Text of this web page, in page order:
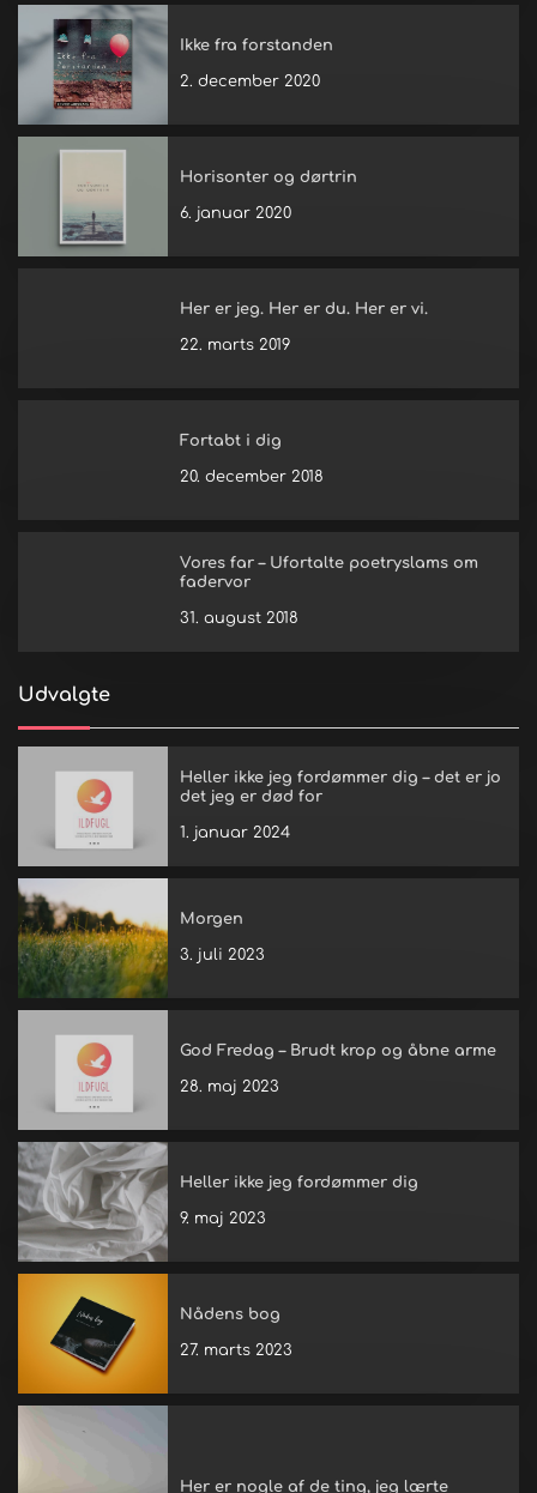
Ikke fra forstanden
2. december 2020
Horisonter og dørtrin
6. januar 2020
Her er jeg. Her er du. Her er vi.
22. marts 2019
Fortabt i dig
20. december 2018
Vores far – Ufortalte poetryslams om
fadervor
31. august 2018
Udvalgte
Heller ikke jeg fordømmer dig – det er jo
det jeg er død for
1. januar 2024
Morgen
3. juli 2023
God Fredag – Brudt krop og åbne arme
28. maj 2023
Heller ikke jeg fordømmer dig
9. maj 2023
Nådens bog
27. marts 2023
Her er nogle af de ting, jeg lærte